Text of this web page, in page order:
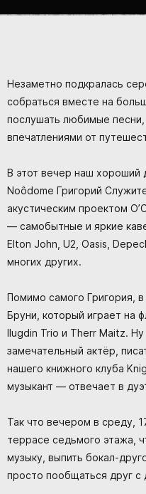
Незаметно подкралась
собраться вместе на
послушать любимые
впечатлениями от
В этот вечер наш хороший
Noôdome Григорий
акустическим проектом
— самобытные и яркие
Elton John, U2, Oasis,
многих других.
Помимо самого Григория,
Бруни, который играет на
Ilugdin Trio и Therr Maitz.
замечательный актёр,
нашего книжного клуба
музыкант — отвечает в
Так что вечером в среду,
террасе седьмого этажа,
музыку, выпить бокал-
просто пообщаться друг с